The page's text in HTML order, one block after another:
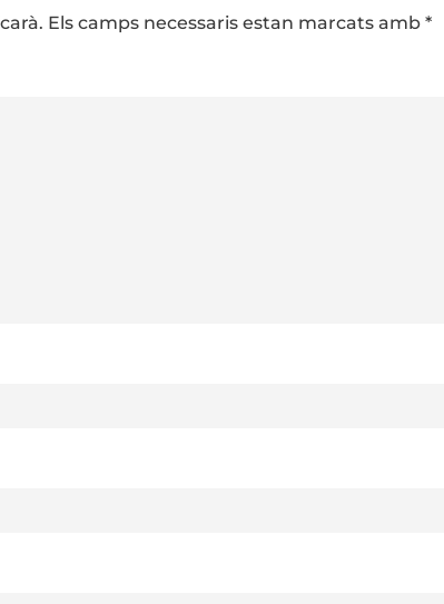
Els camps necessaris estan marcats amb *